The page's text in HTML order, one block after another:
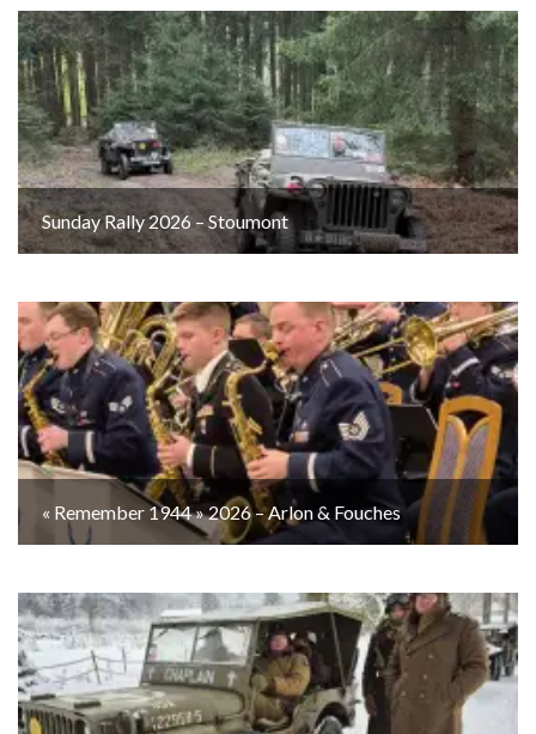
Sunday Rally 2026 – Stoumont
« Remember 1944 » 2026 – Arlon & Fouches